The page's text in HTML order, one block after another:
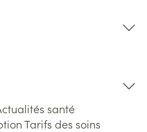
santé
Tarifs des soins